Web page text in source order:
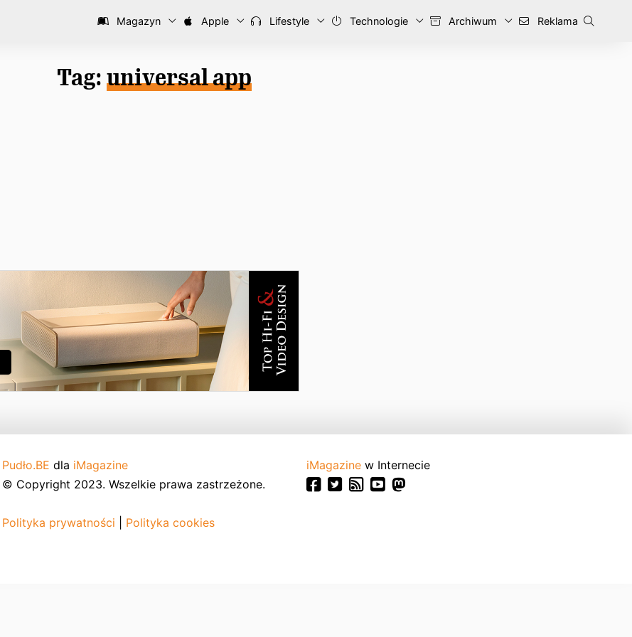
Magazyn Apple Lifestyle Technologie Archiwum Reklama
Tag: universal app
Pudło.BE dla iMagazine
© Copyright 2023. Wszelkie prawa zastrzeżone.
Polityka prywatności Polityka cookies
iMagazine w Internecie